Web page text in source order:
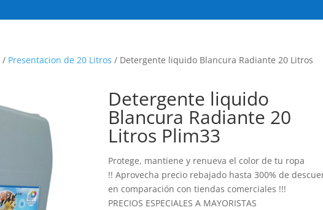
/ Presentacion de 20 Litros / Detergente liquido Blancura Radiante 20 Litros
Detergente liquido
Blancura Radiante 20
Litros Plim33
Protege, mantiene y renueva el color de tu ropa
!! Aprovecha precio rebajado hasta 300% de
en comparación con tiendas comerciales !!!
PRECIOS ESPECIALES A MAYORISTAS